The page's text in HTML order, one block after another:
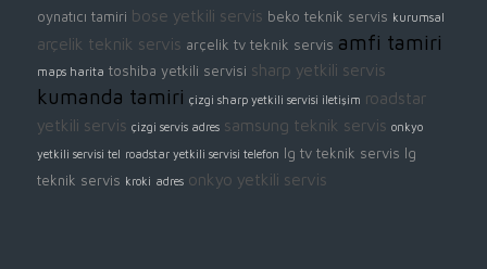
oynatıcı tamiri bose yetkili servis beko teknik servis kurumsal
arçelik teknik servis arçelik tv teknik servis amfi tamiri
maps harita toshiba yetkili servisi sharp yetkili servis
kumanda tamiri çizgi sharp yetkili servisi iletişim roadstar
yetkili servis çizgi servis adres samsung teknik servis onkyo
yetkili servisi tel roadstar yetkili servisi telefon lg tv teknik servis lg
teknik servis kroki adres onkyo yetkili servis